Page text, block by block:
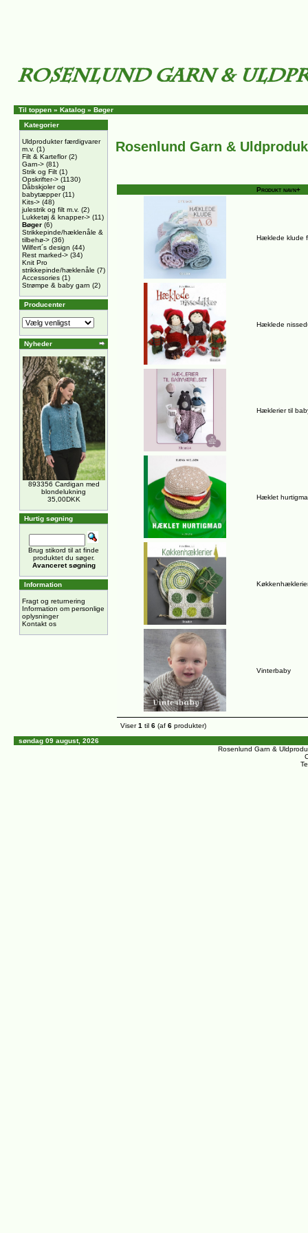
Til toppen » Katalog » Bøger
Kategorier
Uldprodukter færdigvarer
m.v. (1)
Filt & Karteflor(2)
Garn-> (81)
Strik og Filt (1)
Opskrifter-> (1130)
Dåbskjoler og
babytæpper(11)
Kits-> (48)
julestrik og filt m.v. (2)
Lukketøj & knapper-> (11)
Bøger (6)
Strikkepinde/hæklenåle &
tilbehø-> (36)
Wilfert´s design (44)
Rest marked-> (34)
Knit Pro
strikkepinde/hæklenåle (7)
Accessories (1)
Strømpe & baby garn (2)
Producenter
Nyheder
893356 Cardigan med
blondelukning
35,00DKK
Hurtig søgning
Brug stikord til at finde
produktet du søger.
Avanceret søgning
Information
Fragt og returnering
Information om personlige
oplysninger
Kontakt os
Rosenlund Garn &
Produkt navn+
Hæklede klude
Hæklede
Hæklerier til
Hæklet
Vinterbaby
Viser1 til 6 (af 6 produkter)
søndag 09 august, 2026
Rosenlund Garn &